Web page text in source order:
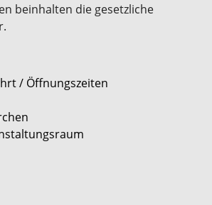
beinhalten die gesetzliche
/ Öffnungszeiten